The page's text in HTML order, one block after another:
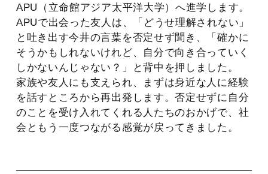
APU（立命館アジア太平洋大学）へ進学します。
APUで出会った友人は、「どうせ理解されない」
と吐き出す今井の言葉を否定せず聞き、「確かに
そうかもしれないけれど、自分で向き合っていく
しかないんじゃない？」と背中を押しました。
家族や友人にも支えられ、まずは身近な人に経験
を話すところから再出発します。否定せずに自分
のことを受け入れてくれる人たちのおかげで、社
会ともう一度つながる感覚が戻ってきました。